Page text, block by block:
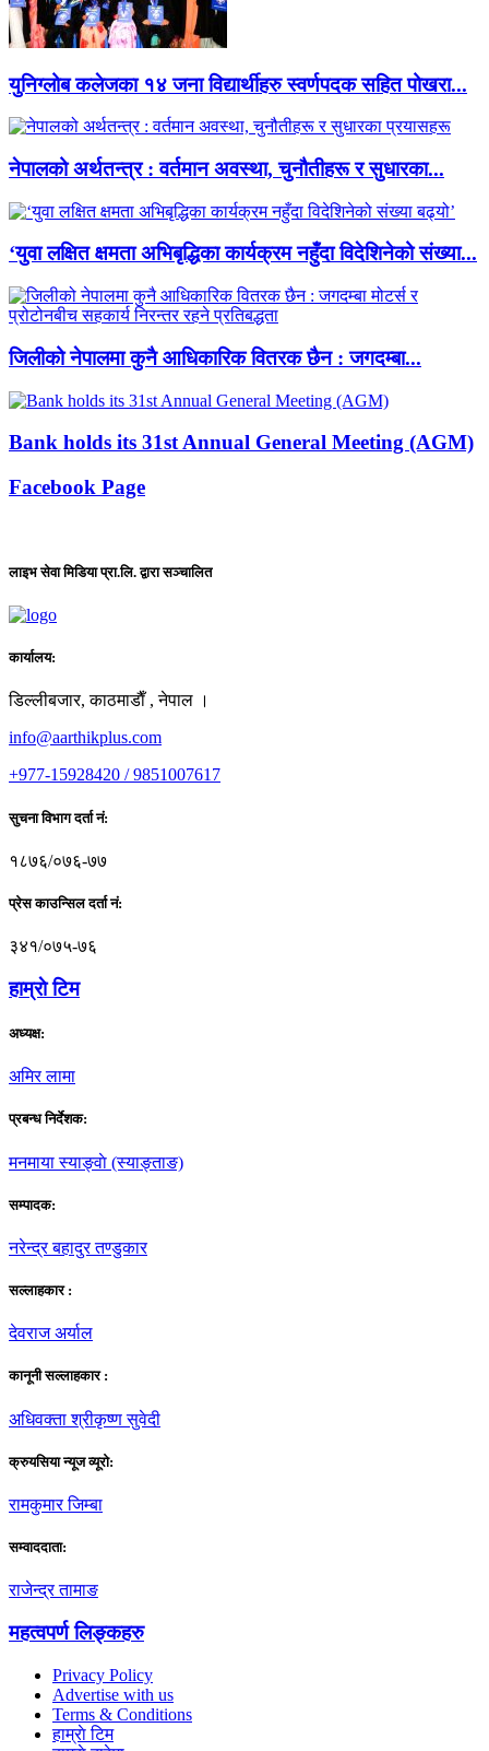
युनिग्लोब कलेजका १४ जना विद्यार्थीहरु स्वर्णपदक सहित पोखरा...
नेपालको अर्थतन्त्र : वर्तमान अवस्था, चुनौतीहरू र सुधारका...
‘युवा लक्षित क्षमता अभिबृद्धिका कार्यक्रम नहुँदा विदेशिनेको संख्या...
जिलीको नेपालमा कुनै आधिकारिक वितरक छैन : जगदम्बा...
Bank holds its 31st Annual General Meeting (AGM)
Facebook Page
लाइभ सेवा मिडिया प्रा.लि. द्वारा सञ्चालित
कार्यालय:
डिल्लीबजार, काठमाडाैँ , नेपाल ।
info@aarthikplus.com
+977-15928420 / 9851007617
सुचना विभाग दर्ता नं:
१८७६/०७६-७७
प्रेस काउन्सिल दर्ता नं:
३४१/०७५-७६
हाम्राे टिम
अध्यक्ष:
अमिर लामा
प्रबन्ध निर्देशक:
मनमाया स्याङ्वाे (स्याङ्ताङ)
सम्पादक:
नरेन्द्र बहादुर तण्डुकार
सल्लाहकार :
देवराज अर्याल
कानूनी सल्लाहकार :
अधिवक्ता श्रीकृष्ण सुवेदी
क्रुयसिया न्यूज व्यूराे:
रामकुमार जिम्बा
सम्वाददाता:
राजेन्द्र तामाङ
महत्वपर्ण लिङ्कहरु
Privacy Policy
Advertise with us
Terms & Conditions
हाम्राे टिम